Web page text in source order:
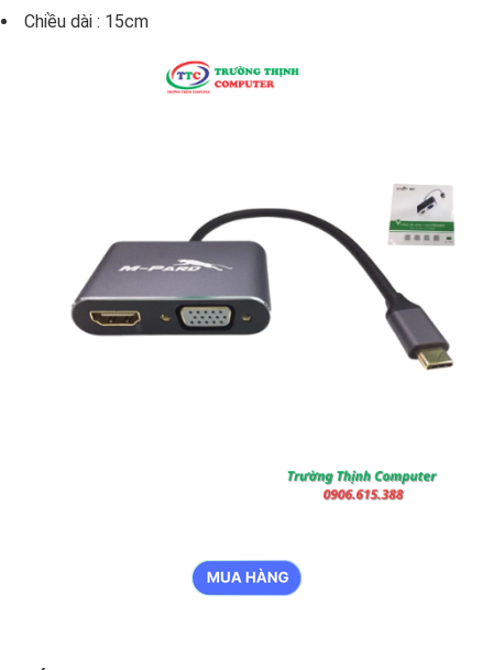
Chiều dài : 15cm